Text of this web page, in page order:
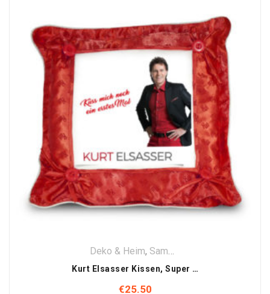
Deko & Heim, Sammler Stück
Kurt Elsasser Kissen, Super Qualität (Sonderedition)
€25.50